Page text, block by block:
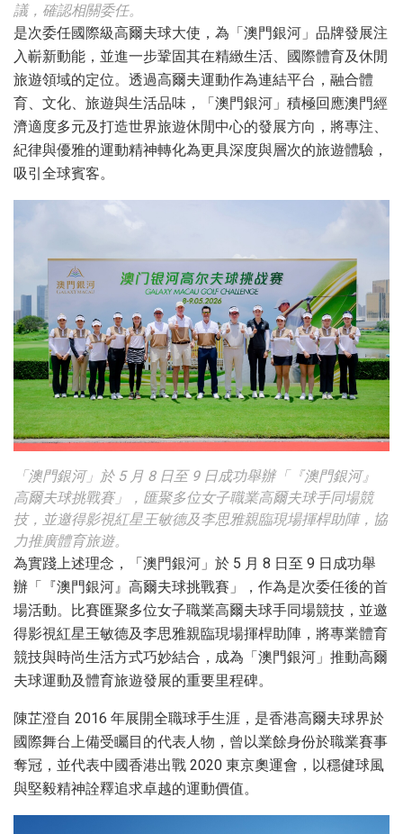
議，確認相關委任。
是次委任國際級高爾夫球大使，為「澳門銀河」品牌發展注
入嶄新動能，並進一步鞏固其在精緻生活、國際體育及休閒
旅遊領域的定位。透過高爾夫運動作為連結平台，融合體
育、文化、旅遊與生活品味，「澳門銀河」積極回應澳門經
濟適度多元及打造世界旅遊休閒中心的發展方向，將專注、
紀律與優雅的運動精神轉化為更具深度與層次的旅遊體驗，
吸引全球賓客。
「澳門銀河」於 5 月 8 日至 9 日成功舉辦「『澳門銀河』
高爾夫球挑戰賽」，匯聚多位女子職業高爾夫球手同場競
技，並邀得影視紅星王敏德及李思雅親臨現場揮桿助陣，協
力推廣體育旅遊。
為實踐上述理念，「澳門銀河」於 5 月 8 日至 9 日成功舉
辦「『澳門銀河』高爾夫球挑戰賽」，作為是次委任後的首
場活動。比賽匯聚多位女子職業高爾夫球手同場競技，並邀
得影視紅星王敏德及李思雅親臨現場揮桿助陣，將專業體育
競技與時尚生活方式巧妙結合，成為「澳門銀河」推動高爾
夫球運動及體育旅遊發展的重要里程碑。
陳芷澄自 2016 年展開全職球手生涯，是香港高爾夫球界於
國際舞台上備受矚目的代表人物，曾以業餘身份於職業賽事
奪冠，並代表中國香港出戰 2020 東京奧運會，以穩健球風
與堅毅精神詮釋追求卓越的運動價值。